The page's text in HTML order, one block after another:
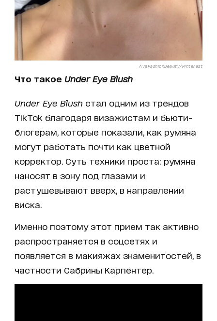
AvaFashionBeauty/Pinterest
Что такое Under Eye Blush
Under Eye Blush стал одним из трендов
TikTok благодаря визажистам и бьюти-
блогерам, которые показали, как румяна
могут работать почти как цветной
корректор. Суть техники проста: румяна
наносят в зону под глазами и
растушевывают вверх, в направлении
виска.
Именно поэтому этот прием так активно
распространяется в соцсетях и
появляется в макияжах знаменитостей, в
частности Сабрины Карпентер.